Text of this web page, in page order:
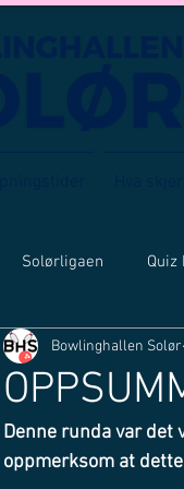
Solørligaen Quiz
Bowlinghallen Solør
Denne runda var det
oppmerksom at